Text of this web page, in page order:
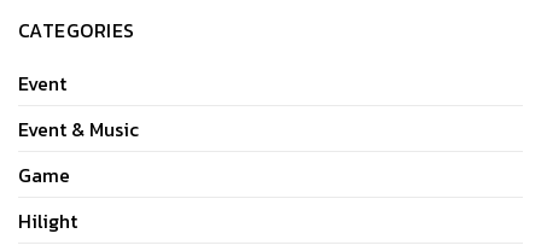
CATEGORIES
Event
Event & Music
Game
Hilight